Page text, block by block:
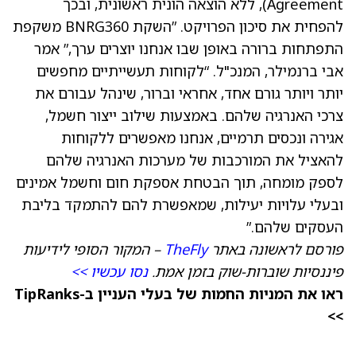
להפחית את סיכון הפרויקט. ”השקת BNRG360 משקפת
התפתחות ברורה באופן שבו אנחנו יוצרים ערך,” אמר
אבי ברנמילר, המנכ"ל. “לקוחות תעשייתיים מחפשים
יותר ויותר גורם אחד, אחראי וברור, שינהל עבורם את
צרכי האנרגיה שלהם. באמצעות שילוב ייצור חשמל,
אגירה ונכסים תרמיים, אנחנו מאפשרים ללקוחות
להאציל את המורכבות של מערכות האנרגיה שלהם
לספק מומחה, תוך הבטחת אספקת חום וחשמל אמינים
ובעלי עלויות יעילות, שמאפשרת להם להתמקד בליבת
העסקים שלהם.”
פורסם לראשונה באתרTheFly – המקור הסופי לידיעות
פיננסיות שוברות-שוק בזמן אמת.נסו עכשיו >>
ראו את המניות החמות של בעלי העניין ב-TipRanks
>>